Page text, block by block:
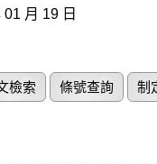
01 月 19 日
檢索 條號查詢 制